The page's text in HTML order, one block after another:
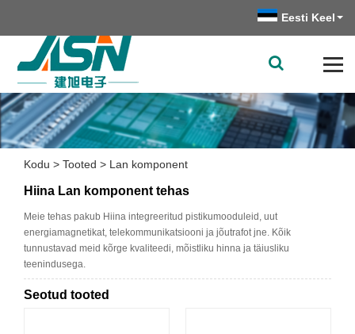
Eesti Keel
Kodu > Tooted > Lan komponent
Hiina Lan komponent tehas
Meie tehas pakub Hiina integreeritud pistikumooduleid, uut
energiamagnetikat, telekommunikatsiooni ja jõutrafot jne. Kõik
tunnustavad meid kõrge kvaliteedi, mõistliku hinna ja täiusliku
teenindusega.
Seotud tooted